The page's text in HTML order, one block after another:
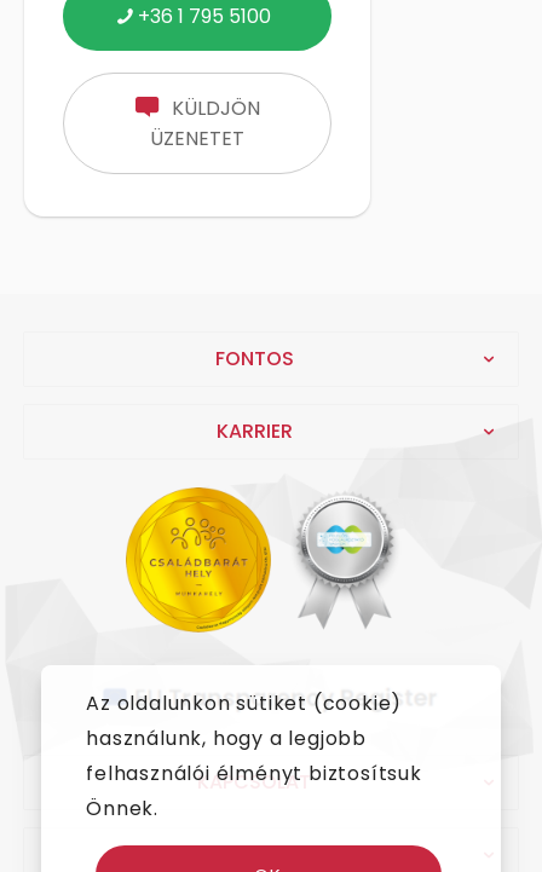
+36 1 795 5100
KÜLDJÖN
ÜZENETET
FONTOS
KARRIER
KAPCSOLAT
IMPRESSZUM
Az oldalunkon sütiket (cookie)
használunk, hogy a legjobb
felhasználói élményt biztosítsuk
Önnek.